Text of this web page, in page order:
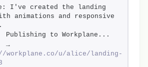
I've created the landing
animations and responsive
Publishing to Workplane...
→
workplane.co/u/alice/landing-